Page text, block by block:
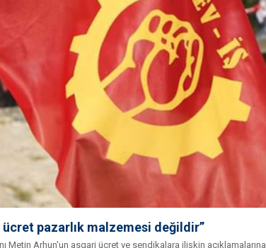
ücret pazarlık malzemesi değildir”
Metin Arhun'un asgari ücret ve sendikalara ilişkin